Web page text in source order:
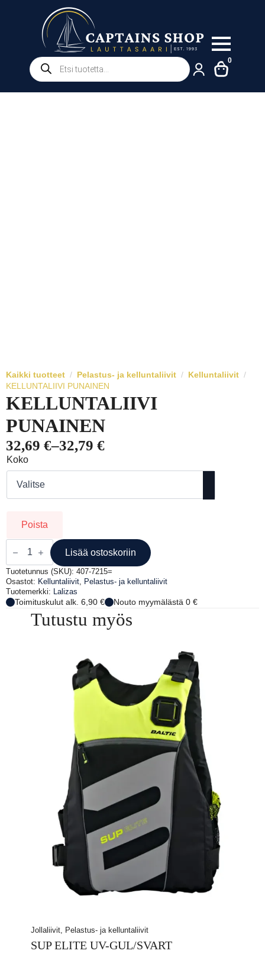
Products
search
0
Kaikki tuotteet Pelastus- ja kelluntaliivit
Kelluntaliivit
KELLUNTALIIVI PUNAINEN
KELLUNTALIIVI
PUNAINEN
32,69 €–32,79 €
Hintaluokka:
32,69 €
Koko
Poista
KELLUNTALIIVI
PUNAINEN
määrä
Lisää ostoskoriin
Tuotetunnus (SKU): 407-7215=
Osastot: Kelluntaliivit
Pelastus- ja kelluntaliivit
Tuotemerkki:
Lalizas
Toimituskulut alk. 6,90 € Nouto myymälästä 0 €
Tutustu myös
Jollaliivit, Pelastus- ja kelluntaliivit
SUP ELITE UV-GUL/SVART